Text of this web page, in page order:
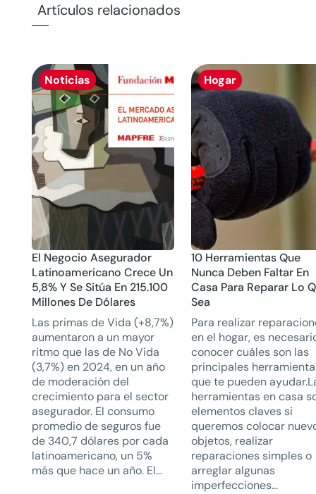
Artículos relacionados
Noticias
El Negocio Asegurador
Latinoamericano Crece Un
5,8% Y Se Sitúa En 215.100
Millones De Dólares
Las primas de Vida (+8,7%)
aumentaron a un mayor
ritmo que las de No Vida
(3,7%) en 2024, en un año
de moderación del
crecimiento para el sector
asegurador. El consumo
promedio de seguros fue
de 340,7 dólares por cada
latinoamericano, un 5%
más que hace un año. El...
Hogar
10 Herramientas Que
Nunca Deben Faltar En
Casa Para Reparar Lo
Sea
Para realizar
en el hogar, es
conocer cuáles son las
principales
que te pueden
herramientas en casa
elementos claves si
queremos colocar
objetos, realizar
reparaciones simples o
arreglar algunas
imperfecciones...